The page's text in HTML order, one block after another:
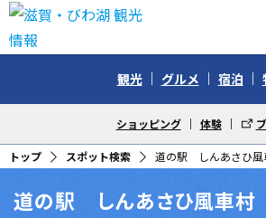
観光 グルメ 宿泊
ショッピング 体験
トップ スポット検索 道の駅 しんあさひ風
道の駅 しんあさひ風車村